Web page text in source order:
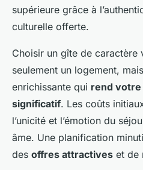
supérieure grâce à
culturelle offerte.
Choisir un gîte de caractère
seulement un logement,
enrichissante qui rend
significatif. Les coûts
l’unicité et l’émotion du
âme. Une planification
des offres attractives et de